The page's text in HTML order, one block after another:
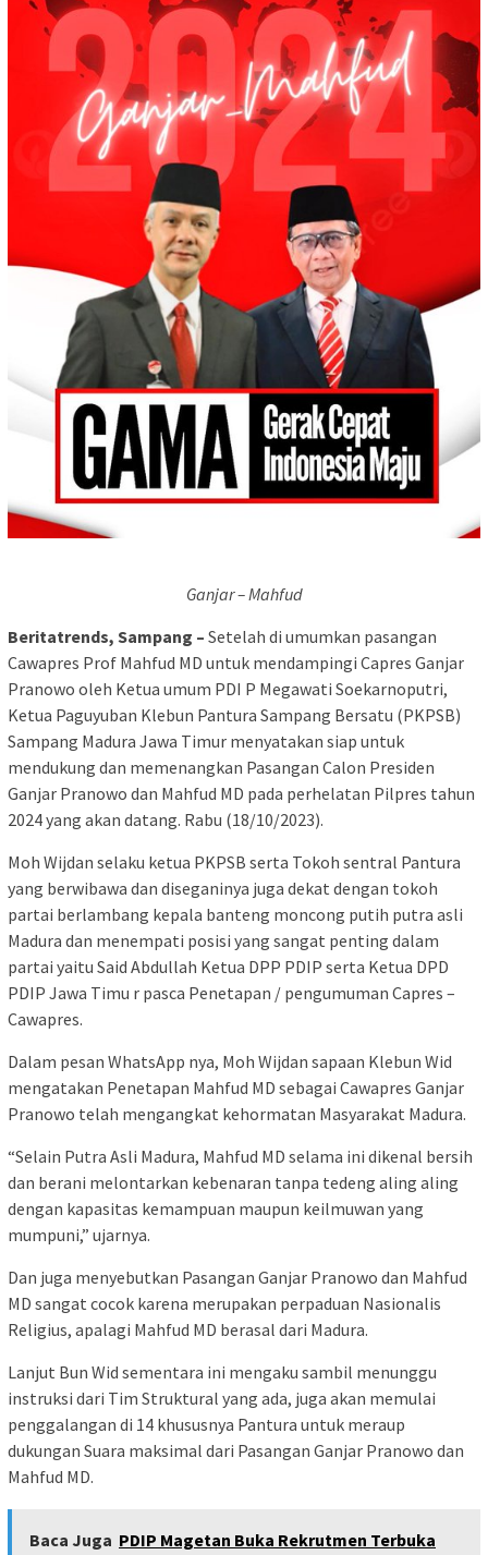
Ganjar – Mahfud
Beritatrends, Sampang – Setelah di umumkan pasangan
Cawapres Prof Mahfud MD untuk mendampingi Capres Ganjar
Pranowo oleh Ketua umum PDI P Megawati Soekarnoputri,
Ketua Paguyuban Klebun Pantura Sampang Bersatu (PKPSB)
Sampang Madura Jawa Timur menyatakan siap untuk
mendukung dan memenangkan Pasangan Calon Presiden
Ganjar Pranowo dan Mahfud MD pada perhelatan Pilpres tahun
2024 yang akan datang. Rabu (18/10/2023).
Moh Wijdan selaku ketua PKPSB serta Tokoh sentral Pantura
yang berwibawa dan diseganinya juga dekat dengan tokoh
partai berlambang kepala banteng moncong putih putra asli
Madura dan menempati posisi yang sangat penting dalam
partai yaitu Said Abdullah Ketua DPP PDIP serta Ketua DPD
PDIP Jawa Timu r pasca Penetapan / pengumuman Capres –
Cawapres.
Dalam pesan WhatsApp nya, Moh Wijdan sapaan Klebun Wid
mengatakan Penetapan Mahfud MD sebagai Cawapres Ganjar
Pranowo telah mengangkat kehormatan Masyarakat Madura.
“Selain Putra Asli Madura, Mahfud MD selama ini dikenal bersih
dan berani melontarkan kebenaran tanpa tedeng aling aling
dengan kapasitas kemampuan maupun keilmuwan yang
mumpuni,” ujarnya.
Dan juga menyebutkan Pasangan Ganjar Pranowo dan Mahfud
MD sangat cocok karena merupakan perpaduan Nasionalis
Religius, apalagi Mahfud MD berasal dari Madura.
Lanjut Bun Wid sementara ini mengaku sambil menunggu
instruksi dari Tim Struktural yang ada, juga akan memulai
penggalangan di 14 khususnya Pantura untuk meraup
dukungan Suara maksimal dari Pasangan Ganjar Pranowo dan
Mahfud MD.
Baca Juga PDIP Magetan Buka Rekrutmen Terbuka